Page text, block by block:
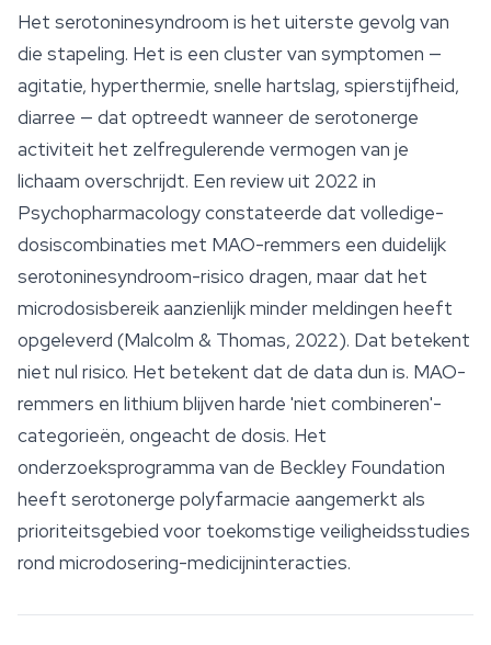
Het serotoninesyndroom is het uiterste gevolg van
die stapeling. Het is een cluster van symptomen —
agitatie, hyperthermie, snelle hartslag, spierstijfheid,
diarree — dat optreedt wanneer de serotonerge
activiteit het zelfregulerende vermogen van je
lichaam overschrijdt. Een review uit 2022 in
Psychopharmacologyconstateerde dat volledige-
dosiscombinaties met MAO-remmers een duidelijk
serotoninesyndroom-risico dragen, maar dat het
microdosisbereik aanzienlijk minder meldingen heeft
opgeleverd (Malcolm & Thomas, 2022). Dat betekent
niet nul risico. Het betekent dat de data dun is. MAO-
remmers en lithium blijven harde 'niet combineren'-
categorieën, ongeacht de dosis. Het
onderzoeksprogramma van de Beckley Foundation
heeft serotonerge polyfarmacie aangemerkt als
prioriteitsgebied voor toekomstige veiligheidsstudies
rond microdosering-medicijninteracties.